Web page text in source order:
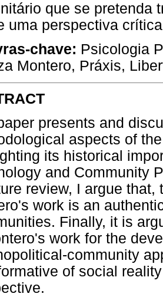
que se pretenda
uma perspectiva
chave: Psicologia
Montero, Práxis,
presents and
aspects of
its historical
and Community
review, I argue
work is an
Finally, it is
work for the
community
of social